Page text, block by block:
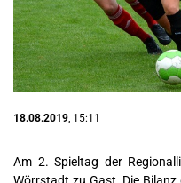
18.08.2019, 15:11
Am 2. Spieltag der